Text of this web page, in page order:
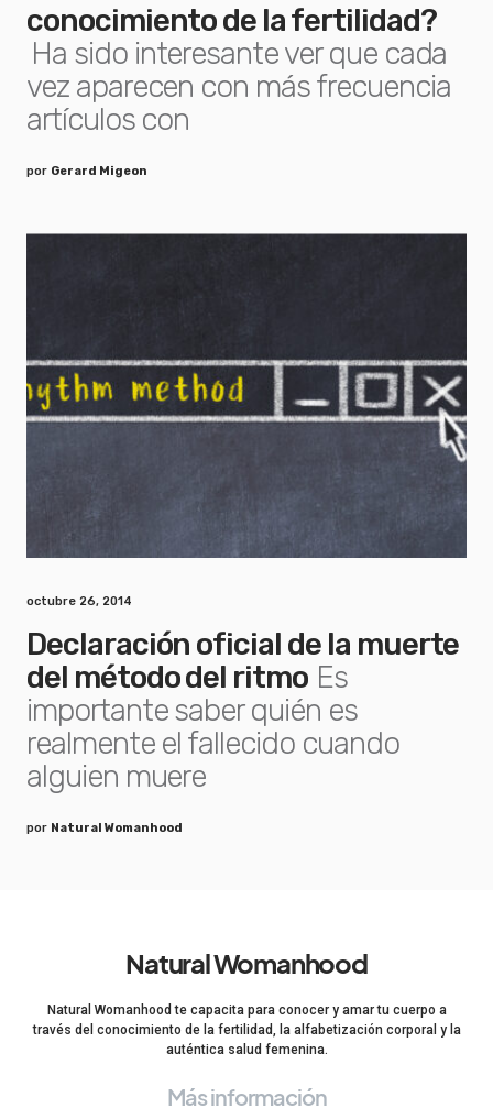
conocimiento de la fertilidad?
Ha sido interesante ver que cada
vez aparecen con más frecuencia
artículos con
por Gerard Migeon
octubre 26, 2014
Declaración oficial de la muerte
del método del ritmo Es
importante saber quién es
realmente el fallecido cuando
alguien muere
por Natural Womanhood
Natural Womanhood
Natural Womanhood te capacita para conocer y amar tu cuerpo a
través del conocimiento de la fertilidad, la alfabetización corporal y la
auténtica salud femenina.
Más información